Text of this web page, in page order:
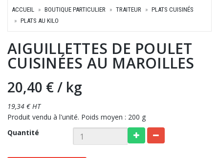
ACCUEIL BOUTIQUE PARTICULIER TRAITEUR
PLATS CUISINÉS
PLATS AU KILO
AIGUILLETTES DE POULET
CUISINÉES AU MAROILLES
20,40 €/ kg
19,34 € HT
Produit vendu à l'unité. Poids moyen : 200 g
Quantité